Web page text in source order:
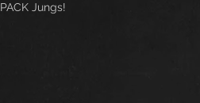
Jungs!